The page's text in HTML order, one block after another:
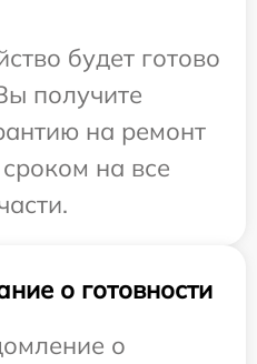
будет готово
получите
на ремонт
на все
о готовности
о